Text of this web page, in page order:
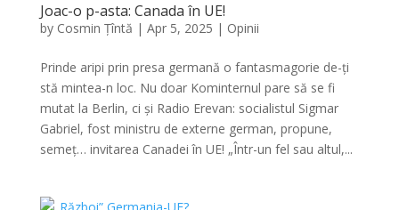
Joac-o p-asta: Canada în UE!
by Cosmin Țîntă | Apr 5, 2025 | Opinii
Prinde aripi prin presa germană o fantasmagorie de-ți
stă mintea-n loc. Nu doar Kominternul pare să se fi
mutat la Berlin, ci și Radio Erevan: socialistul Sigmar
Gabriel, fost ministru de externe german, propune,
semeț… invitarea Canadei în UE! „Într-un fel sau altul,...